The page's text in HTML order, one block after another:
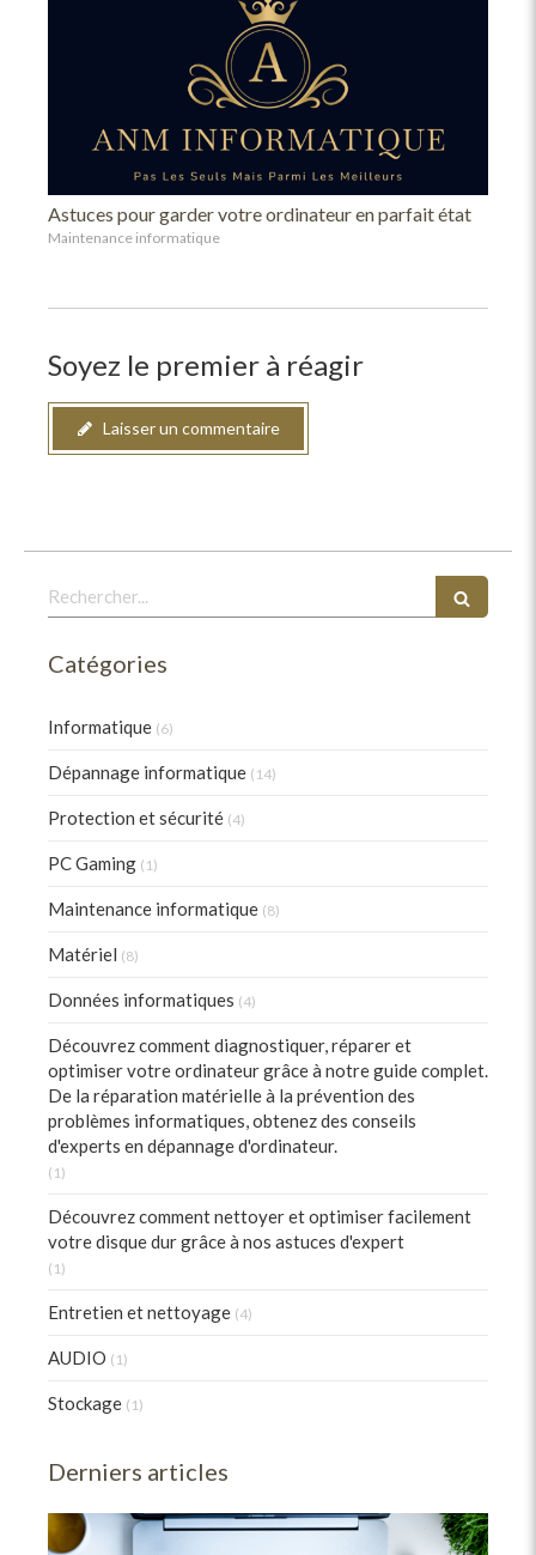
Astuces pour garder votre ordinateur en parfait état
Maintenance informatique
Soyez le premier à réagir
Laisser un commentaire
Rechercher
Catégories
Informatique (6)
Dépannage informatique (14)
Protection et sécurité (4)
PC Gaming (1)
Maintenance informatique (8)
Matériel (8)
Données informatiques (4)
Découvrez comment diagnostiquer, réparer et
optimiser votre ordinateur grâce à notre guide complet.
De la réparation matérielle à la prévention des
problèmes informatiques, obtenez des conseils
d'experts en dépannage d'ordinateur.
(1)
Découvrez comment nettoyer et optimiser facilement
votre disque dur grâce à nos astuces d'expert
(1)
Entretien et nettoyage (4)
AUDIO (1)
Stockage (1)
Derniers articles